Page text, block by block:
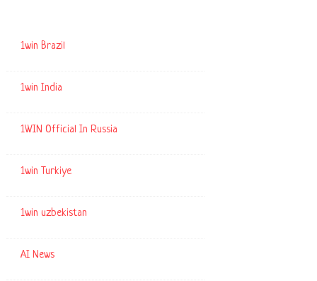
1win Brazil
1win India
1WIN Official In Russia
1win Turkiye
1win uzbekistan
AI News